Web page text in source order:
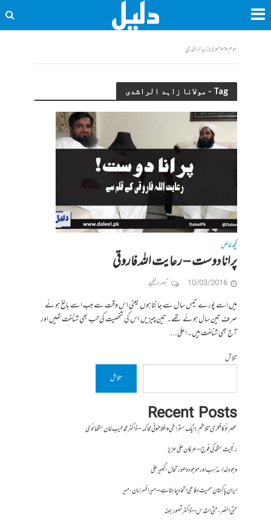
ہوم<<مولانا زاہد الراشدی
Tag - مولانا زاہد الراشدی
کچھ خاص
پرانا دوست – رعایت اللہ فاروقی
10/03/2016 تبصرہ لکھیے
میں اسے پورے تیس سال سے جانتا ہوں یعنی اس وقت سے جب اسے بالغ ہوئے
صرف تین سال ہوئے تھے۔ تین چیزیں اس کی شخصیت کی تب بھی شناخت تھیں اور
آج بھی شناخت ہیں۔ اعلیٰ...
تلاش
تلاش
Recent Posts
عصرِ نو کا فکری تلاطم: ایک سقراطی و افلاطونی محاکمہ – ڈاکٹر محمد طیب خان سنگھانوی
رنجیت سنگھ کی فوج – عرفان علی عزیز
وجودِ خدا، مذہب اور موجودہ صورتحال- کبیر علی
ایران پاکستان سمیت دفاعی اتحاد چاہتا ہے – میر افسر امان،میر
حتی النصر ، حتی القدس – ڈاکٹر تصور بھٹہ